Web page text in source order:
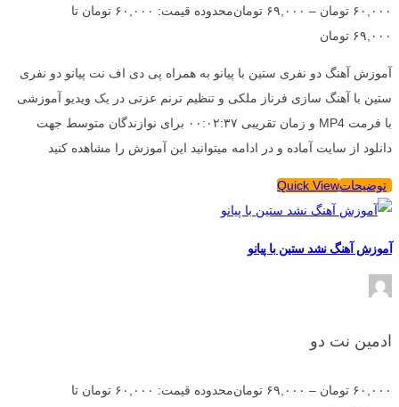
۶۰,۰۰۰ تومان – ۶۹,۰۰۰ تومان
محدوده قیمت: ۶۰,۰۰۰ تومان تا
۶۹,۰۰۰ تومان
آموزش آهنگ دو نفری ستین با پیانو به همراه پی دی اف نت پیانو دو نفری
ستین با آهنگ سازی فرناز ملکی و تنظیم ترنم عزتی در یک ویدیو آموزشی
با فرمت MP4 و زمان تقریبی ۰۰:۰۲:۳۷ برای نوازندگان متوسط جهت
دانلود از سایت آماده و در ادامه میتوانید این آموزش را مشاهده کنید
توضیحاتQuick View
آموزش آهنگ نشد ستین با پیانو
ادمین نت دو
۶۰,۰۰۰ تومان – ۶۹,۰۰۰ تومان
محدوده قیمت: ۶۰,۰۰۰ تومان تا